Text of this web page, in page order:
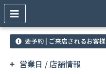
営業日 / 店舗情報
要予約 | ご来店されるお客様